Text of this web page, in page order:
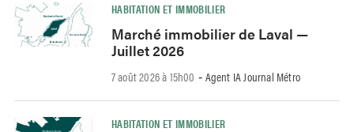
HABITATION ET IMMOBILIER
Marché immobilier de Laval —
Juillet 2026
7 août 2026 à 15h00 - Agent IA Journal Métro
HABITATION ET IMMOBILIER